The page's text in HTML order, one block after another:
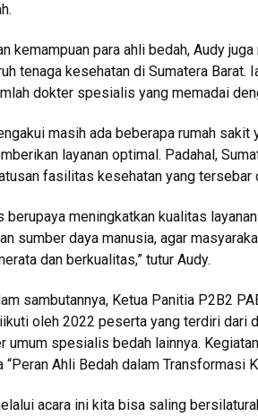
kemampuan para ahli bedah, Audy
tenaga kesehatan di Sumatera Barat.
dokter spesialis yang memadai
masih ada beberapa rumah
layanan optimal. Padahal,
fasilitas kesehatan yang tersebar
berupaya meningkatkan kualitas
sumber daya manusia, agar
dan berkualitas,” tutur Audy.
sambutannya, Ketua Panitia P2B2
oleh 2022 peserta yang terdiri dari
umum spesialis bedah lainnya.
“Peran Ahli Bedah dalam Transformasi
acara ini kita bisa saling